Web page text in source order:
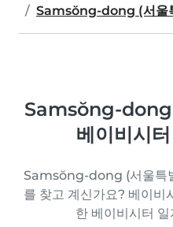
Samsŏng-dong (서울
Samsŏng-dong
베이비시
Samsŏng-dong (서울특
를 찾고 계신가요? 베이비
한 베이비시터